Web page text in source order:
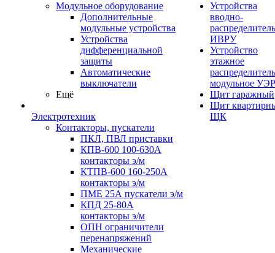
Модульное оборудование
Дополнительные
модульные устройства
Устройства
дифференциальной
защиты
Автоматические
выключатели
Ещё
Электротехник
Контакторы, пускатели
ПКЛ, ПВЛ приставки
КПВ-600 100-630А
контакторы э/м
КТПВ-600 160-250А
контакторы э/м
ПМЕ 25А пускатели э/м
КПД 25-80А
контакторы э/м
ОПН ограничители
перенапряжений
Механические
Устройства
вводно-
ИВРУ
Устройство
этажное
модульное
Щит гаражный
Щит
ЩК